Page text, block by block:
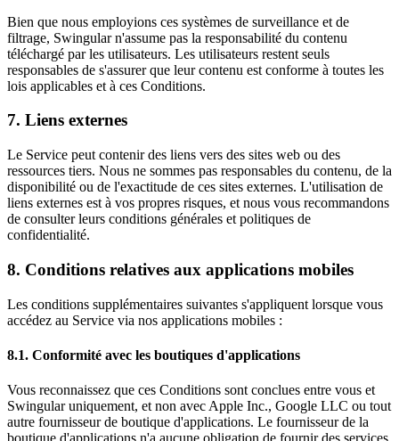
Bien que nous employions ces systèmes de surveillance et de
filtrage, Swingular n'assume pas la responsabilité du contenu
téléchargé par les utilisateurs. Les utilisateurs restent seuls
responsables de s'assurer que leur contenu est conforme à toutes les
lois applicables et à ces Conditions.
7. Liens externes
Le Service peut contenir des liens vers des sites web ou des
ressources tiers. Nous ne sommes pas responsables du contenu, de la
disponibilité ou de l'exactitude de ces sites externes. L'utilisation de
liens externes est à vos propres risques, et nous vous recommandons
de consulter leurs conditions générales et politiques de
confidentialité.
8. Conditions relatives aux applications mobiles
Les conditions supplémentaires suivantes s'appliquent lorsque vous
accédez au Service via nos applications mobiles :
8.1. Conformité avec les boutiques d'applications
Vous reconnaissez que ces Conditions sont conclues entre vous et
Swingular uniquement, et non avec Apple Inc., Google LLC ou tout
autre fournisseur de boutique d'applications. Le fournisseur de la